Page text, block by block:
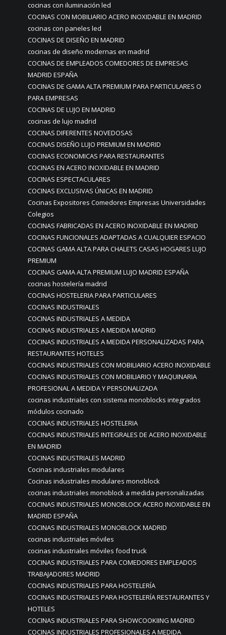
cocinas con iluminación led
COCINAS CON MOBILIARIO ACERO INOXIDABLE EN MADRID
cocinas con paneles led
COCINAS DE DISEÑO EN MADRID
cocinas de diseño modernas en madrid
COCINAS DE EMPLEADOS COMEDORES DE EMPRESAS
MADRID ESPAÑA
COCINAS DE GAMA ALTA PREMIUM PARA PARTICULARES O
PARA EMPRESAS
COCINAS DE LUJO EN MADRID
cocinas de lujo madrid
COCINAS DIFERENTES NOVEDOSAS
COCINAS DISEÑO LUJO PREMIUM EN MADRID
COCINAS ECONOMICAS PARA RESTAURANTES
COCINAS EN ACERO INOXIDABLE EN MADRID
COCINAS ESPECTACULARES
COCINAS EXCLUSIVAS ÚNICAS EN MADRID
Cocinas Expositores Comedores Empresas Universidades
Colegios
COCINAS FABRICADAS EN ACERO INOXIDABLE EN MADRID
COCINAS FUNCIONALES ADAPTADAS A CUALQUIER ESPACIO
COCINAS GAMA ALTA PARA CHALETS CASAS HOGARES LUJO
PREMIUM
COCINAS GAMA ALTA PREMIUM LUJO MADRID ESPAÑA
cocinas hostelería madrid
COCINAS HOSTELERIA PARA PARTICULARES
COCINAS INDUSTRIALES
COCINAS INDUSTRIALES A MEDIDA
COCINAS INDUSTRIALES A MEDIDA MADRID
COCINAS INDUSTRIALES A MEDIDA PERSONALIZADAS PARA
RESTAURANTES HOTELES
COCINAS INDUSTRIALES CON MOBILIARIO ACERO INOXIDABLE
COCINAS INDUSTRIALES CON MOBILIARIO Y MAQUINARIA
PROFESIONAL A MEDIDA Y PERSONALIZADA
cocinas industriales con sistema monoblocks integrados
módulos cocinado
COCINAS INDUSTRIALES HOSTELERIA
COCINAS INDUSTRIALES INTEGRALES DE ACERO INOXIDABLE
EN MADRID
COCINAS INDUSTRIALES MADRID
Cocinas industriales modulares
Cocinas industriales modulares monoblock
cocinas industriales monoblock a medida personalizadas
COCINAS INDUSTRIALES MONOBLOCK ACERO INOXIDABLE EN
MADRID ESPAÑA
COCINAS INDUSTRIALES MONOBLOCK MADRID
cocinas industriales móviles
cocinas industriales móviles food truck
COCINAS INDUSTRIALES PARA COMEDORES EMPLEADOS
TRABAJADORES MADRID
COCINAS INDUSTRIALES PARA HOSTELERÍA
COCINAS INDUSTRIALES PARA HOSTELERÍA RESTAURANTES Y
HOTELES
COCINAS INDUSTRIALES PARA SHOWCOOKIING MADRID
COCINAS INDUSTRIALES PROFESIONALES A MEDIDA